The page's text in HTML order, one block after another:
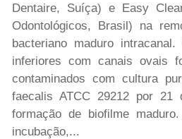
Dentaire, Suíça) e Easy
Odontológicos, Brasil) na
bacteriano maduro
inferiores com canais ovais
contaminados com cultura
faecalis ATCC 29212 por 21
formação de biofilme
incubação,...